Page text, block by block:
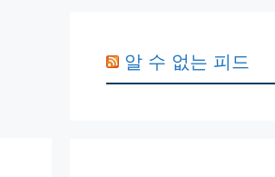
알 수 없는 피드